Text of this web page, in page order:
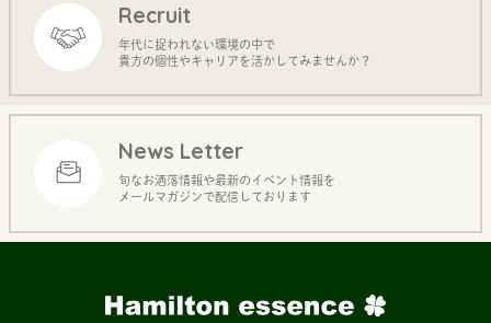
Recruit
年代に捉われない環境の中で
貴方の個性やキャリアを活かしてみませんか？
News Letter
旬なお洒落情報や最新のイベント情報を
メールマガジンで配信しております